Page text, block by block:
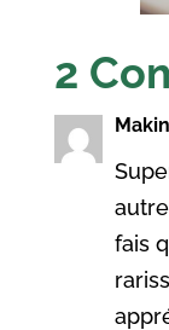
2
fais